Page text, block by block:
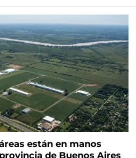
están en manos
de Buenos Aires